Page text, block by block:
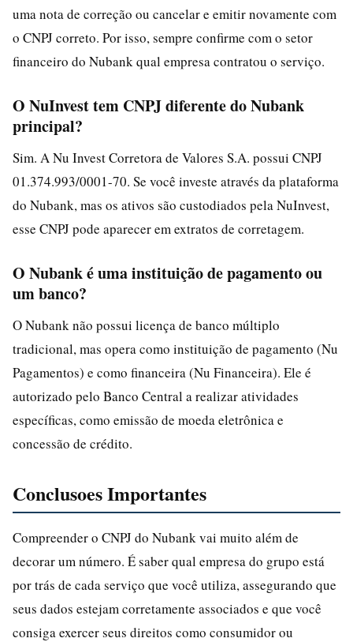
uma nota de correção ou cancelar e emitir novamente com
o CNPJ correto. Por isso, sempre confirme com o setor
financeiro do Nubank qual empresa contratou o serviço.
O NuInvest tem CNPJ diferente do Nubank
principal?
Sim. A Nu Invest Corretora de Valores S.A. possui CNPJ
01.374.993/0001-70. Se você investe através da plataforma
do Nubank, mas os ativos são custodiados pela NuInvest,
esse CNPJ pode aparecer em extratos de corretagem.
O Nubank é uma instituição de pagamento ou
um banco?
O Nubank não possui licença de banco múltiplo
tradicional, mas opera como instituição de pagamento (Nu
Pagamentos) e como financeira (Nu Financeira). Ele é
autorizado pelo Banco Central a realizar atividades
específicas, como emissão de moeda eletrônica e
concessão de crédito.
Conclusoes Importantes
Compreender o CNPJ do Nubank vai muito além de
decorar um número. É saber qual empresa do grupo está
por trás de cada serviço que você utiliza, assegurando que
seus dados estejam corretamente associados e que você
consiga exercer seus direitos como consumidor ou